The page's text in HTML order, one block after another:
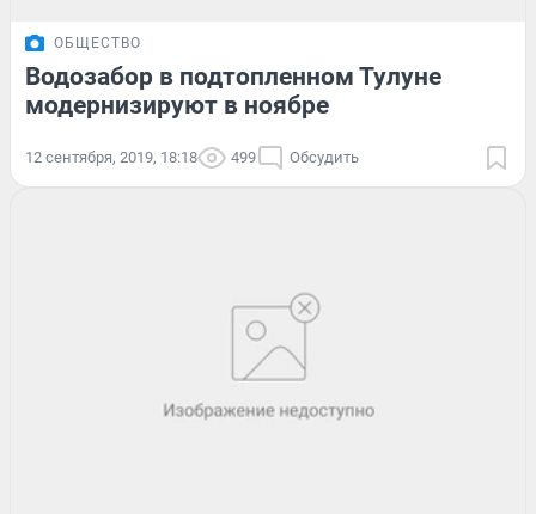
ОБЩЕСТВО
Водозабор в подтопленном Тулуне
модернизируют в ноябре
12 сентября, 2019, 18:18 499 Обсудить